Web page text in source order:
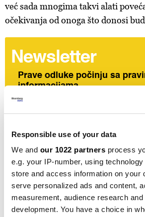
Responsible use of your data
We and our 1022 partners process
e.g. your IP-number, using
store and access information on your
serve personalized ads and content,
measurement, audience research
development. You have a choice in
već sada mnogima takvi alati
očekivanja od onoga što donosi
Newsletter
Prave odluke počinju sa
informacijama
Šta se još čitalo u četvrtak:
Šta se krije u pregovorima Trumpa
Analiza: Kako trgovati